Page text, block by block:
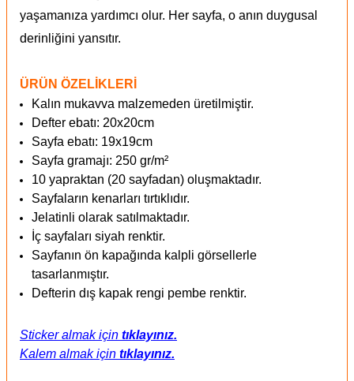
yaşamanıza yardımcı olur. Her sayfa, o anın duygusal
derinliğini yansıtır.
ÜRÜN ÖZELİKLERİ
Kalın mukavva malzemeden üretilmiştir.
Defter ebatı: 20x20cm
Sayfa ebatı: 19x19cm
Sayfa gramajı: 250 gr/m²
10 yapraktan (20 sayfadan) oluşmaktadır.
Sayfaların kenarları tırtıklıdır.
Jelatinli olarak satılmaktadır.
İç sayfaları siyah renktir.
Sayfanın ön kapağında kalpli görsellerle
tasarlanmıştır.
Defterin dış kapak rengi pembe renktir.
Sticker almak için tıklayınız.
Kalem almak için tıklayınız.